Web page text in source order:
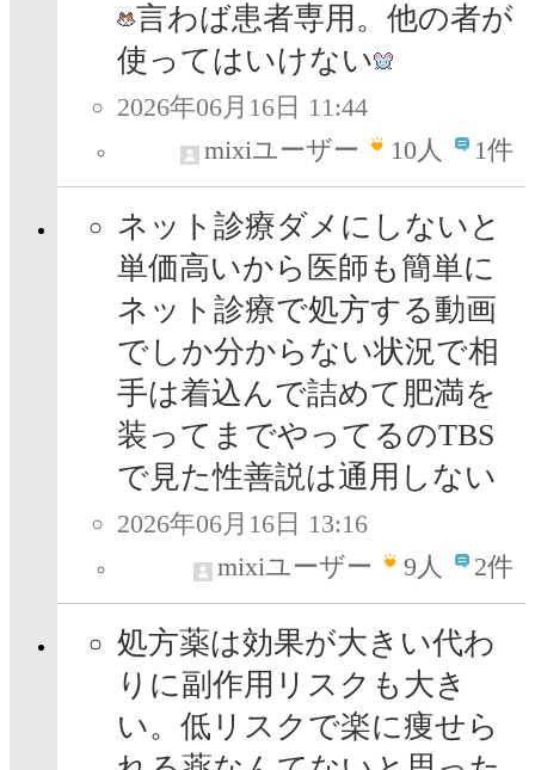
言わば患者専用。他の者が
使ってはいけない
2026年06月16日 11:44
mixiユーザー
10人 1件
ネット診療ダメにしないと
単価高いから医師も簡単に
ネット診療で処方する動画
でしか分からない状況で相
手は着込んで詰めて肥満を
装ってまでやってるのTBS
で見た性善説は通用しない
2026年06月16日 13:16
mixiユーザー
9人 2件
処方薬は効果が大きい代わ
りに副作用リスクも大き
い。低リスクで楽に痩せら